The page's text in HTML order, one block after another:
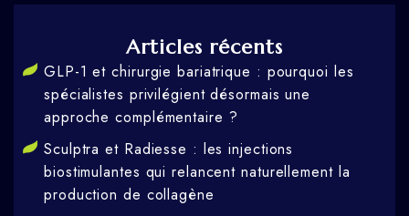
Articles récents
GLP-1 et chirurgie bariatrique : pourquoi les
spécialistes privilégient désormais une
approche complémentaire ?
Sculptra et Radiesse : les injections
biostimulantes qui relancent naturellement la
production de collagène